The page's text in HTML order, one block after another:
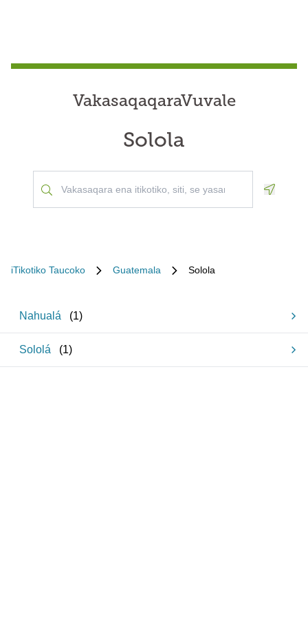
VakasaqaqaraVuvale
Solola
iTikotiko Taucoko Guatemala Solola
Nahualá (1)
Sololá (1)